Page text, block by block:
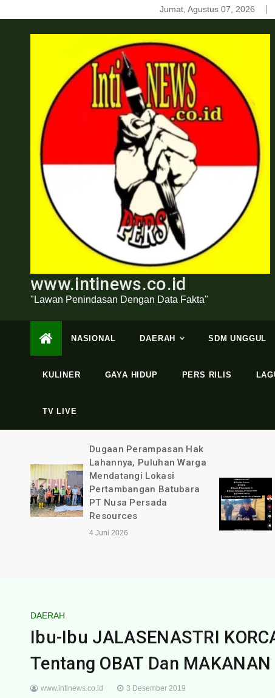
to
content
Jumat, Agustus 07, 2026
www.intinews.co.id
"Lawan Penindasan Dengan Data Fakta"
NASIONAL DAERAH SDM UNGGUL
KULINER GAYA HIDUP PERS RILIS
TV LIVE
Dugaan Perampasan Hak
Lahannya, Puluhan Warga
Mendatangi Lokasi
Pertambangan Batubara
PT Nusa Persada
Resources
4 Juni 2026
DAERAH
Ibu-Ibu JALASENASTRI
Tentang OBAT Dan MAKANAN
www.intinews.co.id 3 Desember 2019